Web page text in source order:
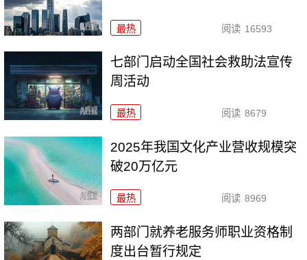
最热 阅读 16593
七部门启动全国社会救助法宣传
周活动
最热 阅读 8679
2025年我国文化产业营收规模突
破20万亿元
最热 阅读 8969
两部门就养老服务师职业资格制
度出台暂行规定